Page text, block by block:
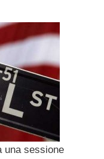
sessione